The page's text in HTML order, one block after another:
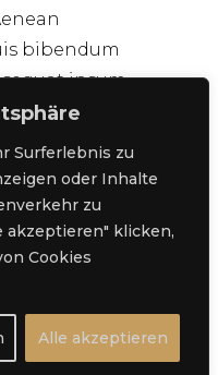
Surferlebnis zu
oder Inhalte
zu
akzeptieren" klicken,
Cookies
Alle akzeptieren
bibendum
ipsum,
Jetzt buchen